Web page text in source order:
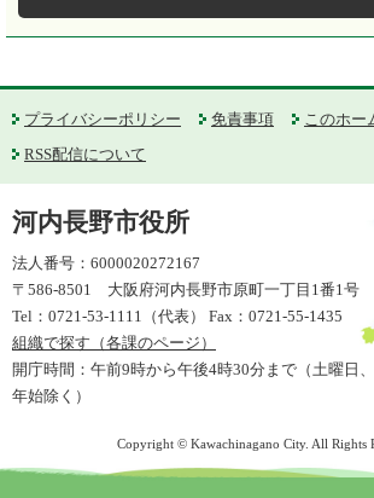
プライバシーポリシー 免責事項
このホー
RSS配信について
河内長野市役所
法人番号：6000020272167
〒586-8501 大阪府河内長野市原町一丁目1番1号
Tel：0721-53-1111（代表） Fax：0721-55-1435
組織で探す（各課のページ）
開庁時間：午前9時から午後4時30分まで（土曜日
年始除く）
Copyright © Kawachinagano City. All Rights